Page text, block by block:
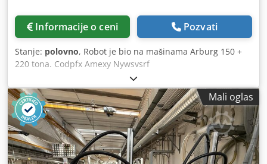
Informacije o ceni Pozvati
Stanje: polovno, Robot je bio na mašinama Arburg 150 +
220 tona. Codpfx Amexy Nywsvsrf
Mali oglas